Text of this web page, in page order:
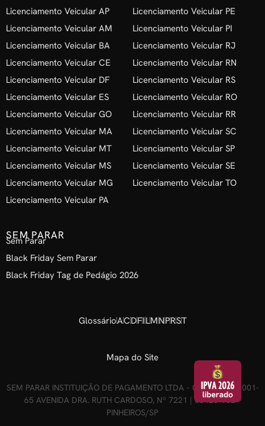
Licenciamento Veicular AP
Licenciamento Veicular AM
Licenciamento Veicular BA
Licenciamento Veicular CE
Licenciamento Veicular DF
Licenciamento Veicular ES
Licenciamento Veicular GO
Licenciamento Veicular MA
Licenciamento Veicular MT
Licenciamento Veicular MS
Licenciamento Veicular MG
Licenciamento Veicular PA
Licenciamento Veicular PE
Licenciamento Veicular PI
Licenciamento Veicular RJ
Licenciamento Veicular RN
Licenciamento Veicular RS
Licenciamento Veicular RO
Licenciamento Veicular RR
Licenciamento Veicular SC
Licenciamento Veicular SP
Licenciamento Veicular SE
Licenciamento Veicular TO
SEM PARAR
Sem Parar
Black Friday Sem Parar
Black Friday Tag de Pedágio 2026
GlossárioACDFILMNPRST
Mapa do Site
SEM PARAR INSTITUIÇÃO DE PAGAMENTO LTDA – 04.088.208/0001-
65 AVENIDA DRA. RUTH CARDOSO, Nº 7221 | 05425-902 –
PINHEIROS/SP